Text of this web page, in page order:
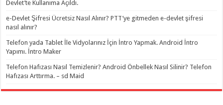
Devlet’te Kullanıma Açıldı.
e-Devlet Şifresi Ücretsiz Nasıl Alınır? PTT’ye gitmeden e-devlet şifresi
nasıl alınır?
Telefon yada Tablet İle Vidyolarınız İçin İntro Yapmak. Android İntro
Yapımı. İntro Maker
Telefon Hafızası Nasıl Temizlenir? Android Önbellek Nasıl Silinir? Telefon
Hafızası Arttırma. – sd Maid